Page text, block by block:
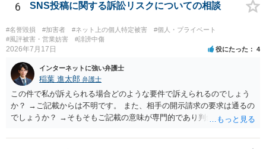
6 SNS投稿に関する訴訟リスクについての相談
#名誉毀損 #加害者 #ネット上の個人特定被害
#個人・プライベート
#風評被害・営業妨害
#誹謗中傷
2026年7月17日 役にたった 4
インターネットに強い弁護士
稲葉 進太郎 弁護士
この件で私が訴えられる場合どのような要件で訴えられるのでしょう
か？ →ご記載からは不明です。 また、相手の開示請求の要求は通るの
でしょうか？ →そもそもご記載の意味が専門的であり判然としないも
らご相談になることをお勧めいたします。